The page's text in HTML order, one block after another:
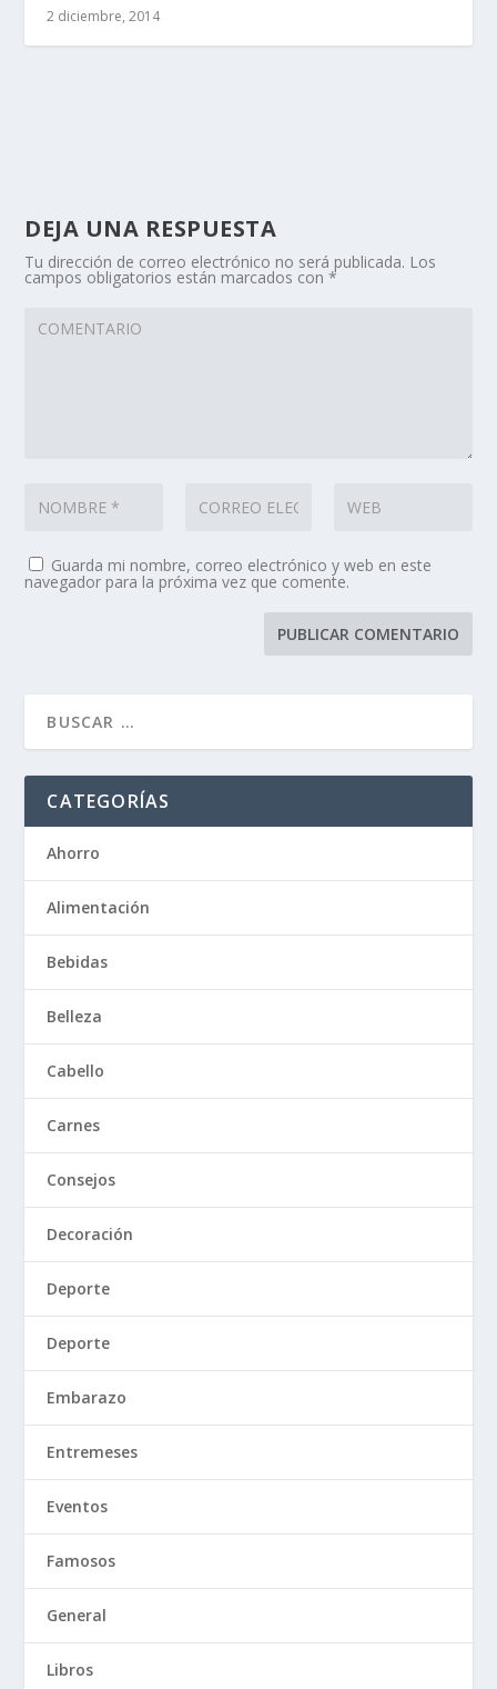
2 diciembre, 2014
DEJA UNA RESPUESTA
Tu dirección de correo electrónico no será publicada. Los
campos obligatorios están marcados con*
Guarda mi nombre, correo electrónico y web en este
navegador para la próxima vez que comente.
CATEGORÍAS
Ahorro
Alimentación
Bebidas
Belleza
Cabello
Carnes
Consejos
Decoración
Deporte
Deporte
Embarazo
Entremeses
Eventos
Famosos
General
Libros